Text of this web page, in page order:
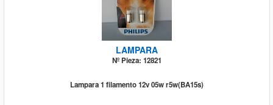
LAMPARA
Nº Pieza: 12821
Lampara 1 filamento 12v 05w r5w(BA15s)